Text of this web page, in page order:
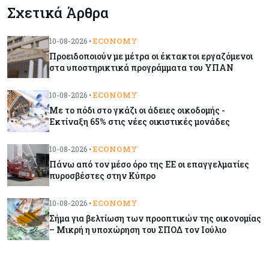
Πότε βλέπουν μειώσεις στις τιμές των
καυσίμων οι πρατηριούχοι – Από τι θα εξαρτηθεί
Κύπρος 10-08-2026
Με το πόδι στο γκάζι οι άδειες οικοδομής -
Κόσμος 10-08-2026
Έλον Μασκ και το μέλλον της Tesla
Τα υπερκέρδη των Big Oil άνοιξαν την όρεξη
του Τραμπ για πρόσθετο φόρο
Σχετικά Άρθρα
10-08-2026 • ECONOMY
Προειδοποιούν με μέτρα οι έκτακτοι εργαζόμενοι
στα υποστηρικτικά προγράμματα του ΥΠΑΝ
10-08-2026 • ECONOMY
Με το πόδι στο γκάζι οι άδειες οικοδομής -
Εκτίναξη 65% στις νέες οικιστικές μονάδες
10-08-2026 • ECONOMY
Πάνω από τον μέσο όρο της ΕΕ οι επαγγελματίες
πυροσβέστες στην Κύπρο
10-08-2026 • ECONOMY
Σήμα για βελτίωση των προοπτικών της οικονομίας
– Μικρή η υποχώρηση του ΣΠΟΔ τον Ιούλιο